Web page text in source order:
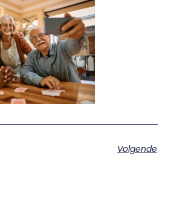
Volgende